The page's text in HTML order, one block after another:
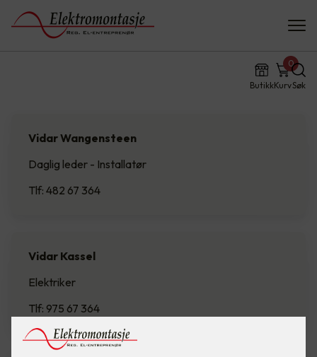
ButikkKurv
0
Søk
Vidar Wangensteen
Daglig leder - Installatør
Tlf: 482 67 364
Vidar Kassel
Elektriker
Tlf: 975 67 364